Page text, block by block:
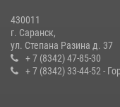
Сотрудники Росгвардии
конкурса профмастерства
23 июля 2026, 11:54 4
430011
г. Саранск,
ул. Степана Разина д. 37
+ 7 (8342) 47-85-30
+ 7 (8342) 33-44-52 -